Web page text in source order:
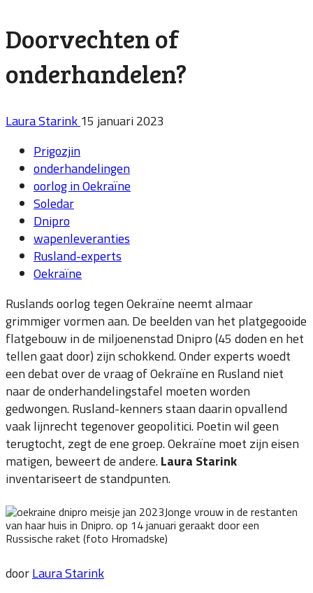
Doorvechten of
onderhandelen?
Laura Starink 15 januari 2023
Prigozjin
onderhandelingen
oorlog in Oekraïne
Soledar
Dnipro
wapenleveranties
Rusland-experts
Oekraïne
Ruslands oorlog tegen Oekraïne neemt almaar
grimmiger vormen aan. De beelden van het platgegooide
flatgebouw in de miljoenenstad Dnipro (45 doden en het
tellen gaat door) zijn schokkend. Onder experts woedt
een debat over de vraag of Oekraïne en Rusland niet
naar de onderhandelingstafel moeten worden
gedwongen. Rusland-kenners staan daarin opvallend
vaak lijnrecht tegenover geopolitici. Poetin wil geen
terugtocht, zegt de ene groep. Oekraïne moet zijn eisen
matigen, beweert de andere.Laura Starink
inventariseert de standpunten.
Jonge vrouw in de restanten
van haar huis in Dnipro. op 14 januari geraakt door een
Russische raket (foto Hromadske)
doorLaura Starink